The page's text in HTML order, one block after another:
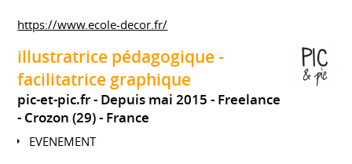
https://www.ecole-decor.fr/
illustratrice pédagogique -
facilitatrice graphique
pic-et-pic.fr Depuis mai 2015 Freelance
Crozon (29)
France
EVENEMENT